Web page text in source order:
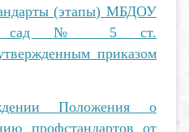
(этапы) МБДОУ
сад № 5 ст.
приказом
Положения о
профстандартов от